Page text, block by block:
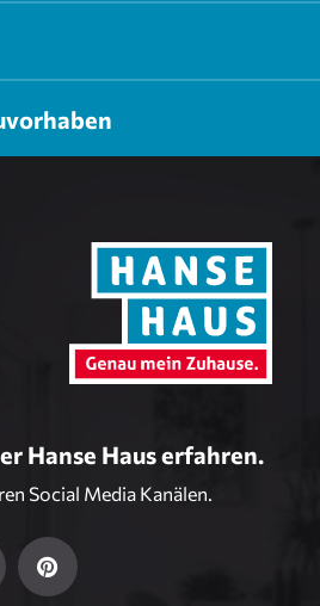
Hanse Haus erfahren.
Social Media Kanälen.